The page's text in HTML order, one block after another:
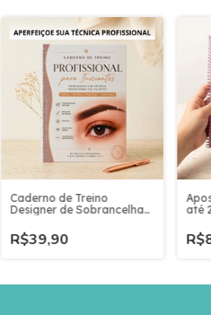
Caderno de Treino
Designer de Sobrancelhas
Mapeamento e Prática
Profissional
R$39,90
até